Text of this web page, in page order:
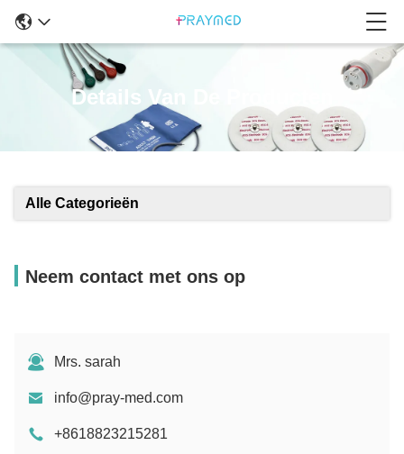
Details Van De Producten
Alle Categorieën
Neem contact met ons op
Mrs. sarah
info@pray-med.com
+8618823215281